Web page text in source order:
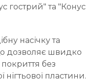
гострий" та "Конус
насічку та
дозволяє швидко
без
пластини.